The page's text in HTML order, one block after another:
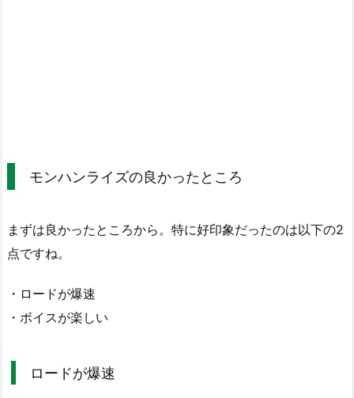
モンハンライズの良かったところ
まずは良かったところから。特に好印象だったのは以下の2
点ですね。
・ロードが爆速
・ボイスが楽しい
ロードが爆速